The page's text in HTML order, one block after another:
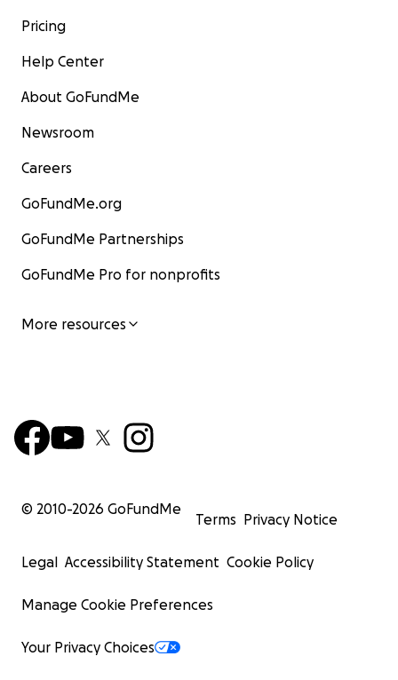
Pricing
Help Center
About GoFundMe
Newsroom
Careers
GoFundMe.org
GoFundMe Partnerships
GoFundMe Pro for nonprofits
More resources
© 2010-2026 GoFundMe
Terms Privacy Notice
Legal Accessibility Statement Cookie Policy
Manage Cookie Preferences
Your Privacy Choices